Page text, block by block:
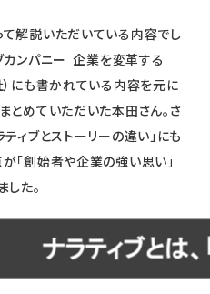
解説いただいている内容でし
カンパニー 企業を変革する
）にも書かれている内容を元に
とめていただいた本田さん。さ
ィブとストーリーの違い」にも
「創始者や企業の強い思い」
した。